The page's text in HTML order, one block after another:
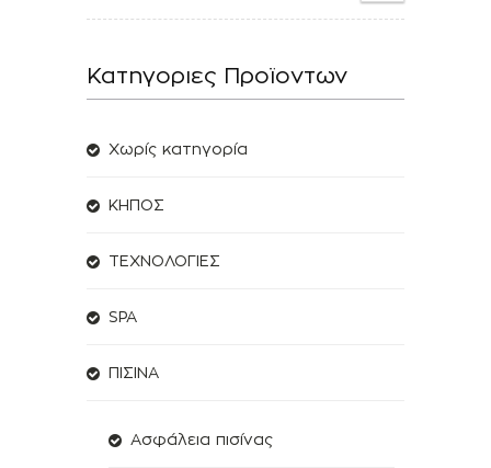
Κατηγοριες Προϊοντων
Χωρίς κατηγορία
ΚΗΠΟΣ
ΤΕΧΝΟΛΟΓΙΕΣ
SPA
ΠΙΣΙΝΑ
Ασφάλεια πισίνας